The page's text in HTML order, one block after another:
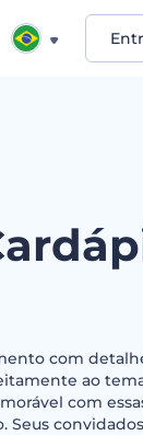
com
ao
com
Seus